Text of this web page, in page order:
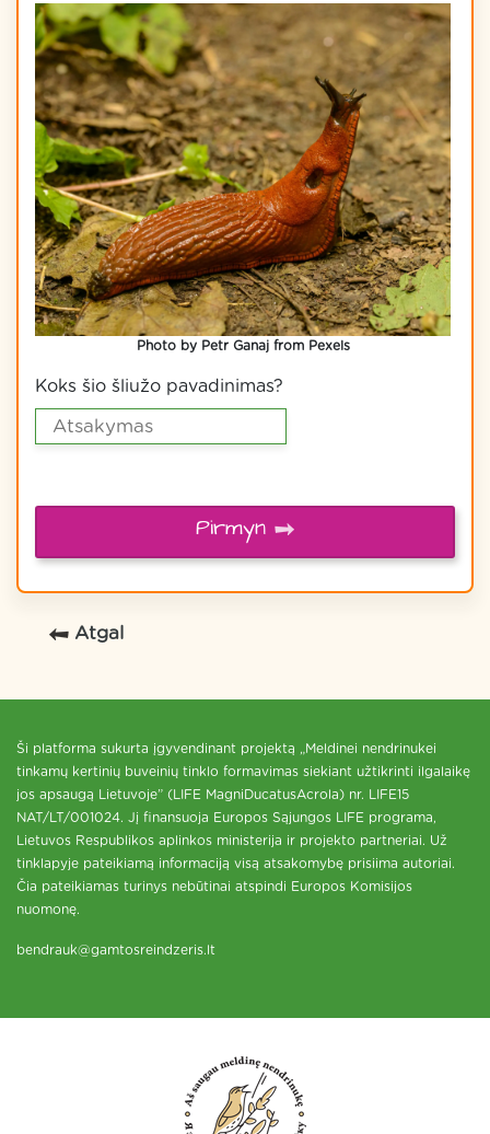
Photo by Petr Ganaj from Pexels
Koks šio šliužo pavadinimas?
Pirmyn
Atgal
Ši platforma sukurta įgyvendinant projektą „Meldinei nendrinukei
tinkamų kertinių buveinių tinklo formavimas siekiant užtikrinti ilgalaikę
jos apsaugą Lietuvoje” (LIFE MagniDucatusAcrola) nr. LIFE15
NAT/LT/001024. Jį finansuoja Europos Sąjungos LIFE programa,
Lietuvos Respublikos aplinkos ministerija ir projekto partneriai. Už
tinklapyje pateikiamą informaciją visą atsakomybę prisiima autoriai.
Čia pateikiamas turinys nebūtinai atspindi Europos Komisijos
nuomonę.
bendrauk@gamtosreindzeris.lt